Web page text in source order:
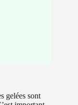
gelées sont